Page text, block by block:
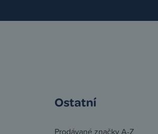
Ostatní
Prodávané značky A-Z